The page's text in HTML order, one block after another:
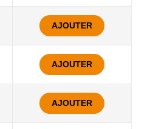
AJOUTER
AJOUTER
AJOUTER